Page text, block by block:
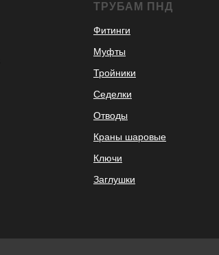
ТРУБАМ ПНД
Фитинги
Муфты
Тройники
Седелки
Отводы
Краны шаровые
Ключи
Заглушки